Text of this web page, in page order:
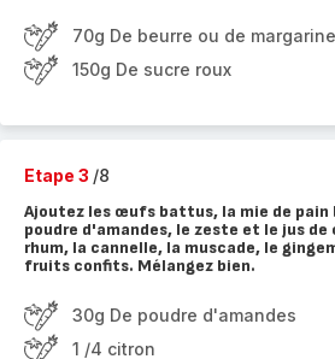
70g De beurre ou de margarine
150g De sucre roux
Etape 3 /8
Ajoutez les œufs battus, la mie de pain
poudre d'amandes, le zeste et le jus de
rhum, la cannelle, la muscade, le
fruits confits. Mélangez bien.
30g De poudre d'amandes
1 /4 citron